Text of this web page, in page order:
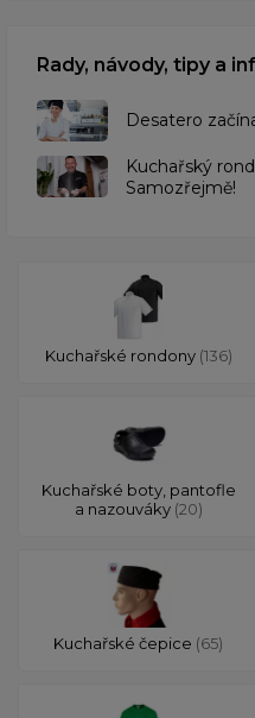
Rady, návody, tipy a
Desatero
Kuchařský
Samozřejmě!
Kuchařské rondony (136)
Kuchařské boty, pantofle
a nazouváky (20)
Kuchařské čepice (65)